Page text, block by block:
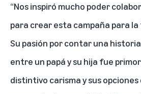
“Nos inspiró mucho poder
para crear esta campaña para
Su pasión por contar una
entre un papá y su hija fue
distintivo carisma y sus